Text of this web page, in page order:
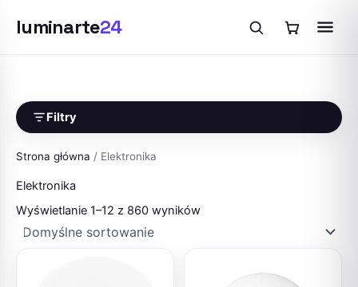
luminarte24
treści
Filtry
Strona główna / Elektronika
Elektronika
Wyświetlanie 1–12 z 860 wyników